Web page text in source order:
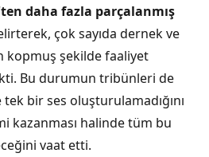
daha fazla parçalanmış
çok sayıda dernek ve
şekilde faaliyet
Bu durumun tribünleri de
bir ses oluşturulamadığını
kazanması halinde tüm bu
vaat etti.